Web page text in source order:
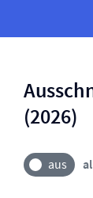
(2026)